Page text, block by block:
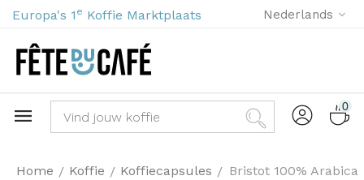
Europa's 1 e Koffie Marktplaats Nederlands
0
Home / Koffie / Koffiecapsules / Bristot 100%